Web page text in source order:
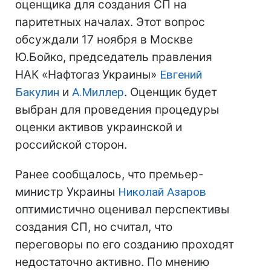
оценщика для создания СП на
паритетных началах. Этот вопрос
обсуждали 17 ноября в Москве
Ю.Бойко, председатель правления
НАК «Нафтогаз Украины» Евгений
Бакулин и А.Миллер. Оценщик будет
выбран для проведения процедуры
оценки активов украинской и
российской сторон.
Ранее сообщалось, что премьер-
министр Украины Николай Азаров
оптимистично оценивал перспективы
создания СП, но считал, что
переговоры по его созданию проходят
недостаточно активно. По мнению